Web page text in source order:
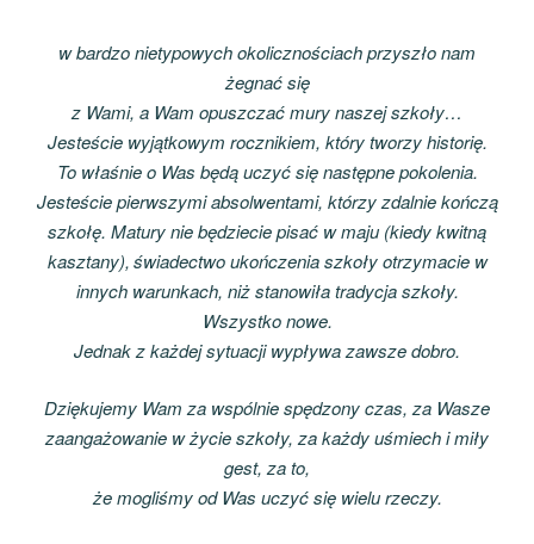
w bardzo nietypowych okolicznościach przyszło nam
żegnać się
z Wami, a Wam opuszczać mury naszej szkoły…
Jesteście wyjątkowym rocznikiem, który tworzy historię.
To właśnie o Was będą uczyć się następne pokolenia.
Jesteście pierwszymi absolwentami, którzy zdalnie kończą
szkołę. Matury nie będziecie pisać w maju (kiedy kwitną
kasztany),świadectwo ukończenia szkoły otrzymacie w
innych warunkach, niż stanowiła tradycja szkoły.
Wszystko nowe.
Jednak z każdej sytuacji wypływa zawsze dobro.
Dziękujemy Wam za wspólnie spędzony czas, za Wasze
zaangażowanie w życie szkoły, za każdy uśmiech i miły
gest, za to,
że mogliśmy od Was uczyć się wielu rzeczy.